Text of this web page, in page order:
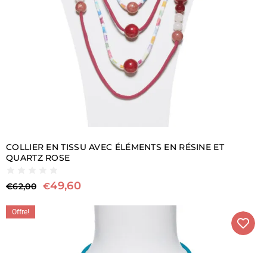
COLLIER EN TISSU AVEC ÉLÉMENTS EN RÉSINE ET
QUARTZ ROSE
€62,00 €49,60
Offre!